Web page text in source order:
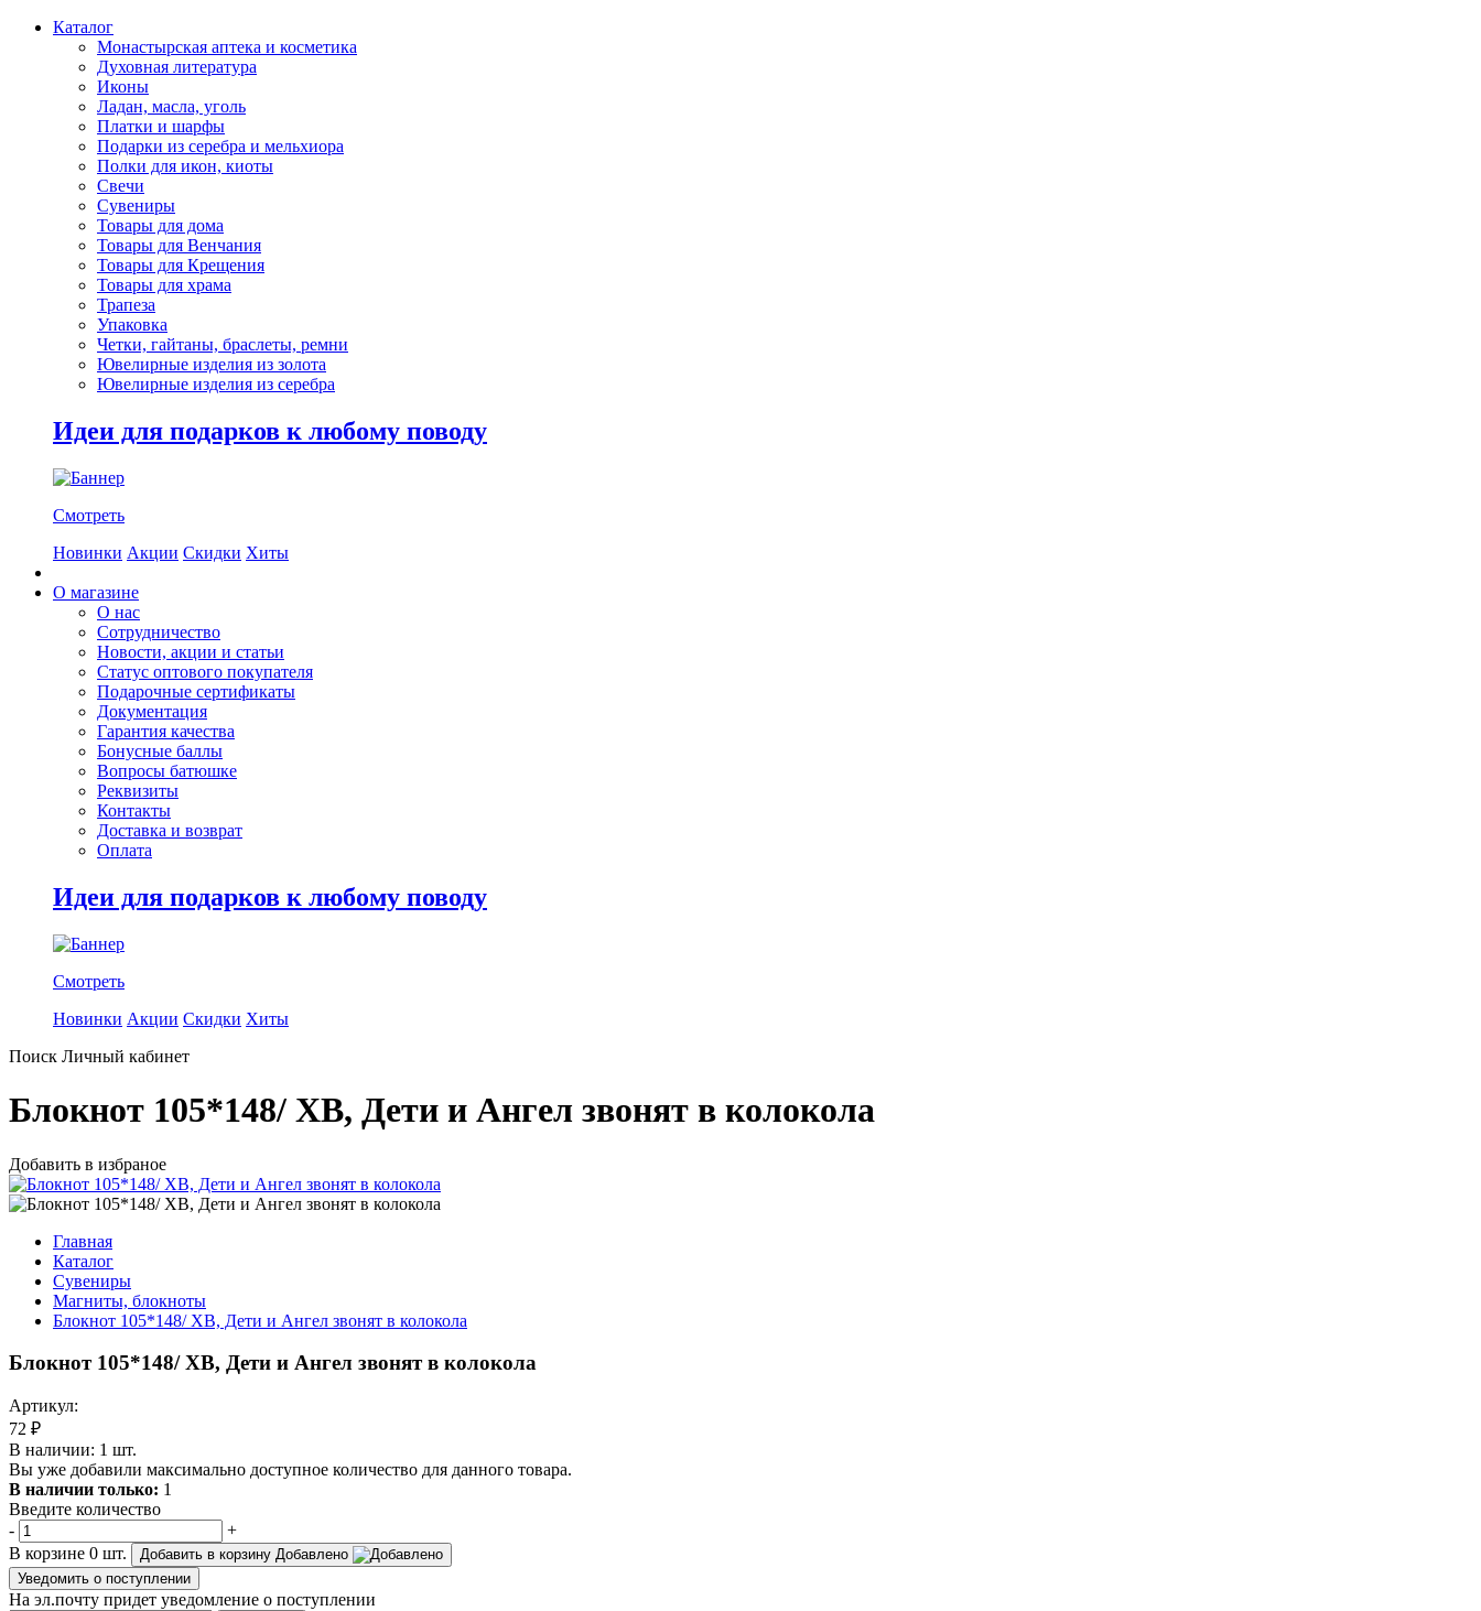
Каталог
Монастырская аптека и косметика
Духовная литература
Иконы
Ладан, масла, уголь
Платки и шарфы
Подарки из серебра и мельхиора
Полки для икон, киоты
Свечи
Сувениры
Товары для дома
Товары для Венчания
Товары для Крещения
Товары для храма
Трапеза
Упаковка
Четки, гайтаны, браслеты, ремни
Ювелирные изделия из золота
Ювелирные изделия из серебра
Идеи для подарков к любому поводу
Смотреть
Новинки Акции Скидки Хиты
О магазине
О нас
Сотрудничество
Новости, акции и статьи
Статус оптового покупателя
Подарочные сертификаты
Документация
Гарантия качества
Бонусные баллы
Вопросы батюшке
Реквизиты
Контакты
Доставка и возврат
Оплата
Идеи для подарков к любому поводу
Смотреть
Новинки Акции Скидки Хиты
Поиск Личный кабинет
Блокнот 105*148/ ХВ, Дети и Ангел звонят в колокола
Добавить в избраное
Главная
Каталог
Сувениры
Магниты, блокноты
Блокнот 105*148/ ХВ, Дети и Ангел звонят в колокола
Блокнот 105*148/ ХВ, Дети и Ангел звонят в колокола
Артикул:
72 ₽
В наличии: 1 шт.
Вы уже добавили максимально доступное количество для данного товара.
В наличии только: 1
Введите количество
-
+
В корзине 0 шт. Добавить в корзину Добавлено
Уведомить о поступлении
На эл.почту придет уведомление о поступлении